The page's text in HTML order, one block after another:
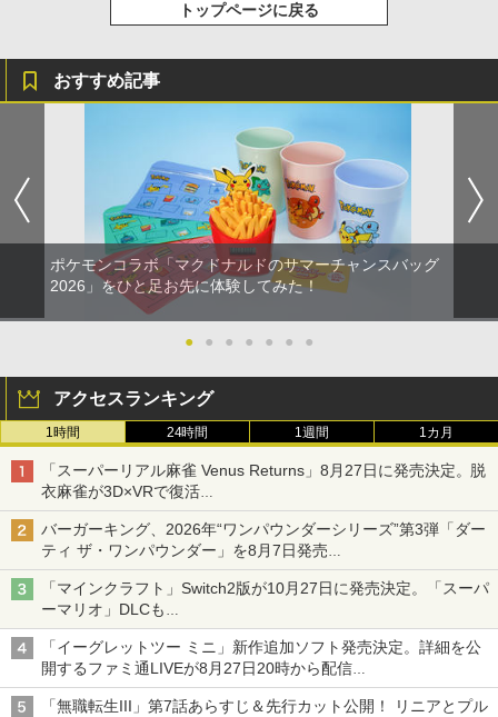
トップページに戻る
おすすめ記事
ポケモンコラボ「マクドナルドのサマーチャンスバッグ
2026」をひと足お先に体験してみた！
● ● ● ● ● ● ●
アクセスランキング
1時間 24時間 1週間 1カ月
「スーパーリアル麻雀 Venus Returns」8月27日に発売決定。脱
衣麻雀が3D×VRで復活
発売から2週間は20%オフになるセールが実施
バーガーキング、2026年“ワンパウンダーシリーズ”第3弾「ダー
ティ ザ・ワンパウンダー」を8月7日発売
「特製ガーリックマヨソース」を使用した超大型チーズバーガー
「マインクラフト」Switch2版が10月27日に発売決定。「スーパ
ーマリオ」DLCも
Switch版からのアップグレードも可能に
「イーグレットツー ミニ」新作追加ソフト発売決定。詳細を公
開するファミ通LIVEが8月27日20時から配信
シリーズ累計100タイトルへ
「無職転生III」第7話あらすじ＆先行カット公開！ リニアとプル